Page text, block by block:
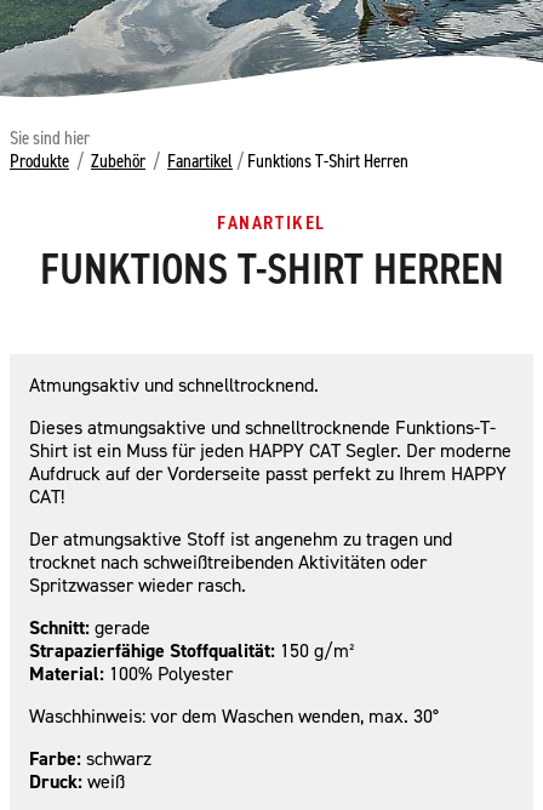
Sie sind hier
Produkte / Zubehör / Fanartikel /Funktions T-Shirt Herren
FANARTIKEL
FUNKTIONS T-SHIRT HERREN
Atmungsaktiv und schnelltrocknend.
Dieses atmungsaktive und schnelltrocknende Funktions-T-
Shirt ist ein Muss für jeden HAPPY CAT Segler. Der moderne
Aufdruck auf der Vorderseite passt perfekt zu Ihrem HAPPY
CAT!
Der atmungsaktive Stoff ist angenehm zu tragen und
trocknet nach schweißtreibenden Aktivitäten oder
Spritzwasser wieder rasch.
Schnitt:gerade
Strapazierfähige Stoffqualität: 150 g/m²
Material: 100% Polyester
Waschhinweis: vor dem Waschen wenden, max. 30°
Farbe:schwarz
Druck:weiß